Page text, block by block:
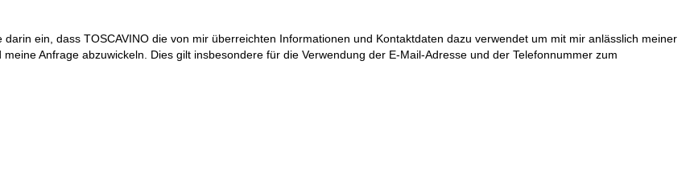
ein, dass TOSCAVINO die von mir überreichten Informationen und Kontaktdaten dazu verwendet um mit mir anlässlich meiner
Anfrage abzuwickeln. Dies gilt insbesondere für die Verwendung der E-Mail-Adresse und der Telefonnummer zum